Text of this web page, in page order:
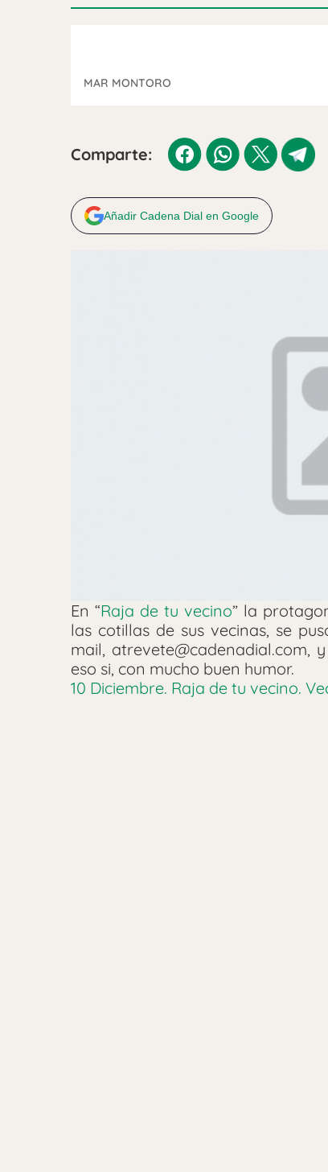
MAR MONTORO
Comparte:
Añadir Cadena Dial en Google
En “Raja de tu vecino” la
las cotillas de sus vecinas, se
mail, atrevete@cadenadial.com,
eso si, con mucho buen humor.
10 Diciembre. Raja de tu vecino.